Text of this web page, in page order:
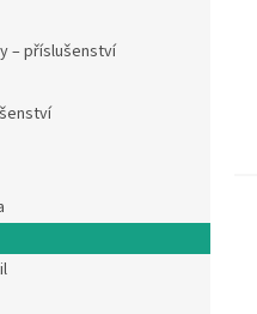
– příslušenství